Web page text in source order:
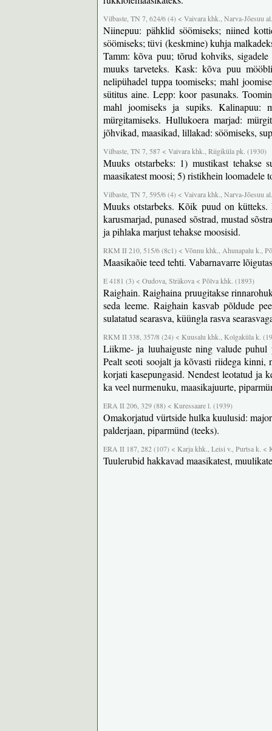
Vilbaste, TN 7, 624/6 (4) < Vaivara khk., Narva-Jõesuu
Niinepuu: pähklid söömiseks; niined
söömiseks; tüvi (keskmine) kuhja
Tamm: kõva puu; tõrud kohviks,
muuks tarveteks. Kask: kõva puu
nelipühadel tuppa toomiseks; mahl
sütitus aine. Lepp: koor pasunaks.
mahl joomiseks ja supiks. Kalinapuu:
mürgitamiseks. Hullukoera marjad:
jõhvikad, maasikad, lillakad: söömiseks,
Vilbaste, TN 7, 587 < Vaivara khk., Riigiküla pk. (1930)
Muuks otstarbeks: 1) mustikast tehakse
maasikatest moosi; 5) ristikhein loomadele
Vilbaste, TN 7, 595/6 (4) < Vaivara khk., Narva-Jõesuu
Muuks otstarbeks. Kõik puud on
karusmarjad, punased sõstrad, mustad
ja pihlaka marjust tehakse moosisid.
RKM II 210, 515/6 (8c1) < Võnnu khk., Ahunapalu k.,
Maasikaõie teed tehti. Vabarnavarre
E 4181 (3) < Oudova, Sträkova < Põlva khk. (1893)
Raighain. Raighaina pruugitakse
seda leeme. Raighain kasvab põldude
sulatatud searasva, küüngla rasva
RKM II 338, 357/8 (24) < Kuusalu khk., Kolgaküla k.
Liikme- ja luuhaiguste ning valude puhul
Pealt seoti soojalt ja kõvasti riidega kinni,
korjati kasepungasid. Nendest leotatud ja
ka veel nurmenuku, maasikajuurte,
ERA II 206, 329 (88) < Kuressaare l. (1939)
Omakorjatud vürtside hulka kuulusid:
palderjaan, piparmünd (teeks).
ERA II 187, 282 (107) < Karja khk., Leisi v., Purtsa k. <
Tuulerubid hakkavad maasikatest,